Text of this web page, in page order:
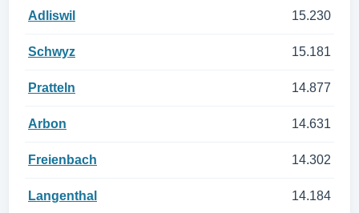
Adliswil 15.230
Schwyz 15.181
Pratteln 14.877
Arbon 14.631
Freienbach 14.302
Langenthal 14.184